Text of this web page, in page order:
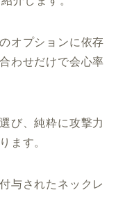
オプションに依存
わせだけで会心率
び、純粋に攻撃力
ます。
与されたネックレ